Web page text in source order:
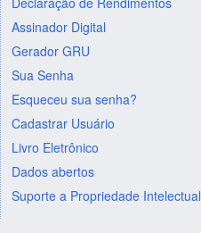
Assinador Digital
Gerador GRU
Sua Senha
Esqueceu sua senha?
Cadastrar Usuário
Livro Eletrônico
Dados abertos
Suporte a Propriedade Intelectual